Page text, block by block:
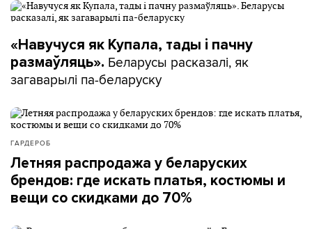
«Навучуся як Купала, тады і пачну
размаўляць». Беларусы расказалі, як
загаварылі па-беларуску
ГАРДЕРОБ
Летняя распродажа у беларуских
брендов: где искать платья, костюмы и
вещи со скидками до 70%